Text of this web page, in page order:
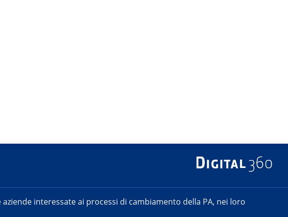
interessate ai processi di cambiamento della PA, nei loro